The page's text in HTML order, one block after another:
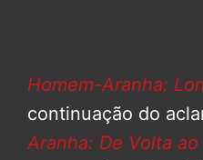
Homem-Aranha:
continuação do
Aranha: De Volta ao